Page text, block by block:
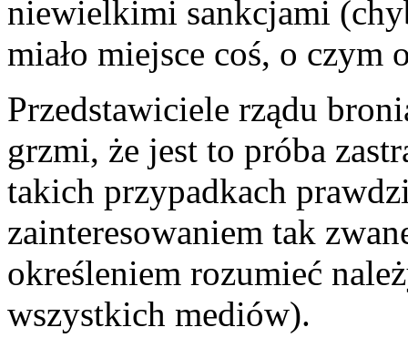
niewielkimi sankcjami
miało miejsce coś, o
Przedstawiciele rządu
grzmi, że jest to próba
takich przypadkach
zainteresowaniem tak
określeniem rozumieć
wszystkich mediów).